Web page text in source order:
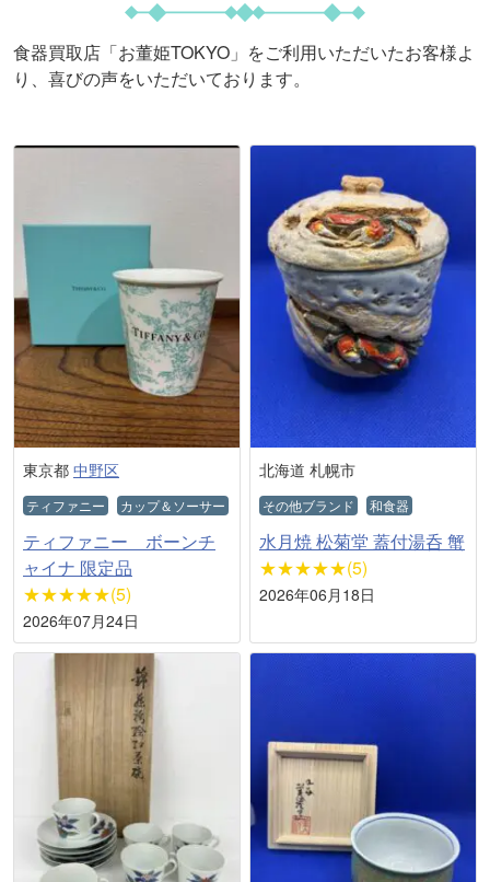
食器買取店「お董姫TOKYO」をご利用いただいたお客様よ
り、喜びの声をいただいております。
東京都 中野区
ティファニー カップ＆ソーサー
ティファニー ボーンチ
ャイナ 限定品
★★★★★(5)
2026年07月24日
北海道 札幌市
その他ブランド 和食器
水月焼 松菊堂 蓋付湯呑 蟹
★★★★★(5)
2026年06月18日